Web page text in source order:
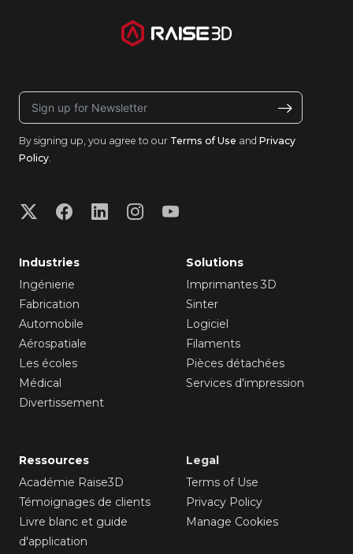
By signing up, you agree to our Terms of Use and Privacy
Policy.
Industries
Ingénierie
Fabrication
Automobile
Aérospatiale
Les écoles
Médical
Divertissement
Solutions
Imprimantes 3D
Sinter
Logiciel
Filaments
Pièces détachées
Services d'impression
Ressources
Académie Raise3D
Témoignages de clients
Livre blanc et guide
d'application
Legal
Terms of Use
Privacy Policy
Manage Cookies